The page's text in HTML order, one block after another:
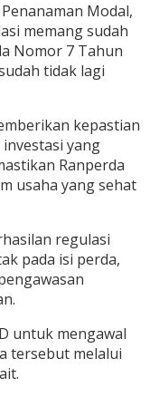
Modal,
memang sudah
Nomor 7 Tahun
tidak lagi
kepastian
yang
Ranperda
usaha yang sehat
regulasi
pada isi perda,
untuk mengawal
tersebut melalui